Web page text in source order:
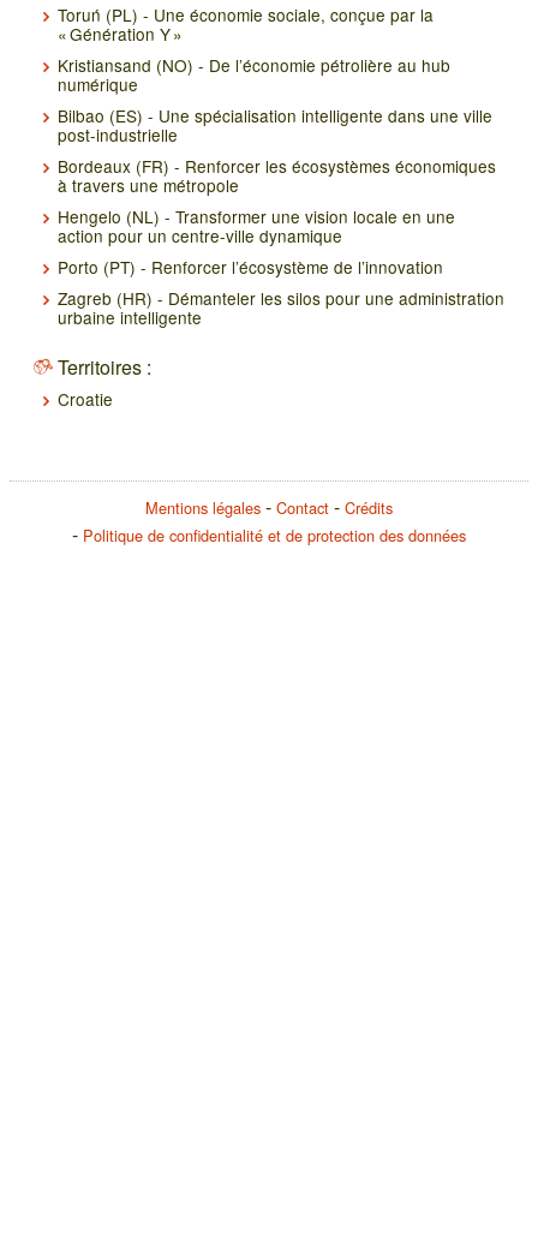
Toruń (PL) - Une économie sociale, conçue par la
« Génération Y »
Kristiansand (NO) - De l’économie pétrolière au hub
numérique
Bilbao (ES) - Une spécialisation intelligente dans une ville
post-industrielle
Bordeaux (FR) - Renforcer les écosystèmes économiques
à travers une métropole
Hengelo (NL) - Transformer une vision locale en une
action pour un centre-ville dynamique
Porto (PT) - Renforcer l’écosystème de l’innovation
Zagreb (HR) - Démanteler les silos pour une administration
urbaine intelligente
Territoires :
Croatie
Mentions légales Contact
Crédits
Politique de confidentialité et de protection des données